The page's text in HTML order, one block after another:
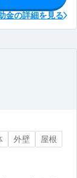
金の詳細を見る
外壁
屋根